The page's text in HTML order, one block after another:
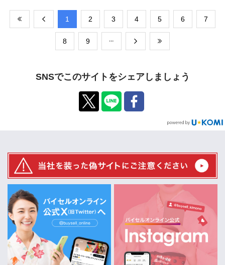
​1 ​2 ​3 ​4 ​5 ​6 ​7
​8 ​9
SNSでこのサイトをシェアしましょう